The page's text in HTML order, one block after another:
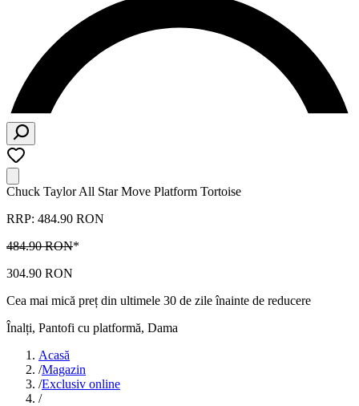
Chuck Taylor All Star Move Platform Tortoise
RRP: 484.90 RON
484.90 RON*
304.90 RON
Cea mai mică preț din ultimele 30 de zile înainte de reducere
Înalți, Pantofi cu platformă, Dama
Acasă
/Magazin
/Exclusiv online
/